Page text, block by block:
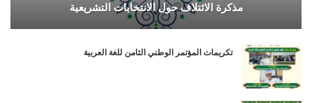
مذكرة الائتلاف حول الانتخابات التشريعية
تكريمات المؤتمر الوطني الثامن للغة العربية